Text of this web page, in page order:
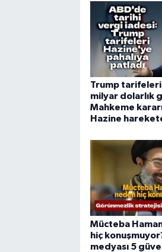
Trump
milyar dolarlık
Mahkeme
Hazine
Mücteba
hiç
medyası 5